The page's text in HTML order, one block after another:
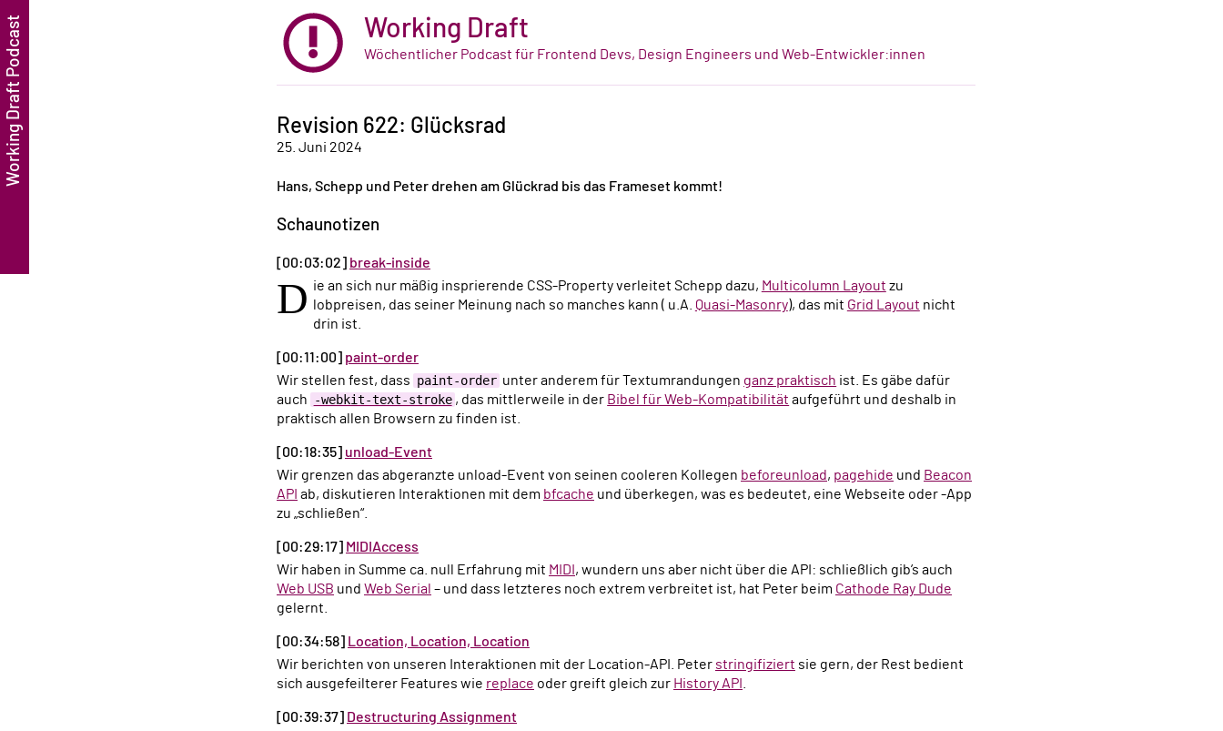
Working Draft
Wöchentlicher Podcast für Frontend Devs, Design Engineers und Web-Entwickler:innen
Revision 622: Glücksrad
25. Juni 2024
Hans, Schepp und Peter drehen am Glückrad bis das Frameset kommt!
Schaunotizen
[00:03:02] break-inside
D ie an sich nur mäßig insprierende CSS-Property verleitet Schepp dazu, Multicolumn Layout zu
lobpreisen, das seiner Meinung nach so manches kann ( u.A. Quasi-Masonry), das mit Grid Layout nicht
drin ist.
[00:11:00] paint-order
Wir stellen fest, dass paint-order unter anderem für Textumrandungen ganz praktisch ist. Es gäbe dafür
auch
-webkit-text-stroke , das mittlerweile in der Bibel für Web-Kompatibilität aufgeführt und deshalb in
praktisch allen Browsern zu finden ist.
[00:18:35] unload-Event
Wir grenzen das abgeranzte unload-Event von seinen cooleren Kollegen beforeunload, pagehide und Beacon
API ab, diskutieren Interaktionen mit dem bfcache und überkegen, was es bedeutet, eine Webseite oder -App
zu „schließen“.
[00:29:17] MIDIAccess
Wir haben in Summe ca. null Erfahrung mit MIDI , wundern uns aber nicht über die API: schließlich gib’s auch
Web USB und Web Serial – und dass letzteres noch extrem verbreitet ist, hat Peter beim Cathode Ray Dude
gelernt.
[00:34:58] Location, Location, Location
Wir berichten von unseren Interaktionen mit der Location-API. Peter stringifiziert sie gern, der Rest bedient
sich ausgefeilterer Features wie replace oder greift gleich zur History API
[00:39:37] Destructuring Assignment